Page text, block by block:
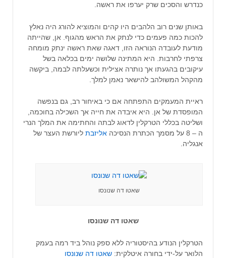
כנדרש והסכים שרק יערפו את ראשה.
באותן שנים רוב הלהבים היו קהים והמוציא להורג היה נאלץ
להכות כמה פעמים כדי לנתק את הראש מהגוף. אן, שהייתה
מודעת לעובדה הנוראה הזו, דאגה שאת ראשה ינתק מומחה
צרפתי לחרבות. היא המתינה שלושה ימים בכלאה בשל
עיקובים בהגעתו אך נותרה אצילית וכשעלתה לבמה, ביקשה
מהקהל המשולהב להישאר נאמן למלך.
ראיית המעמקים התפתחה אם כי באיחור רב, גם בנפשה
המופסדת של אן. היא איבדה את חייה אך השכילה בחוכמה,
ושליטה בכללי הטרקלין לדאוג לבתה והחתימה את המלך הנרי
ה – 8 על מסמך הכתרת הנסיכה
אליזבת ליורשת העצר של
אנגליה.
שאטו דה שנונסו
שאטו דה שנונסו
הטרקלין הנודע בהיסטוריה ללא ספק נוהל ביד רמה בעמק
הלואר על-ידי בחורה איטלקית: שאטו דה שנונסו